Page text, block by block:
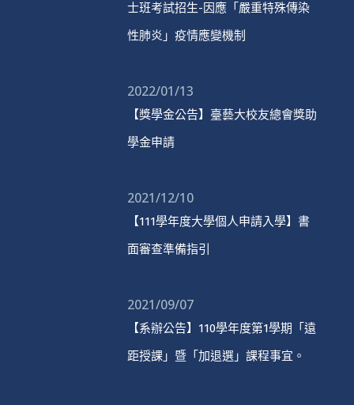
士班考試招生-因應「嚴重特殊傳染
性肺炎」疫情應變機制
2022/01/13
【獎學金公告】臺藝大校友總會獎助
學金申請
2021/12/10
【111學年度大學個人申請入學】書
面審查準備指引
2021/09/07
【系辦公告】110學年度第1學期「遠
距授課」暨「加退選」課程事宜。